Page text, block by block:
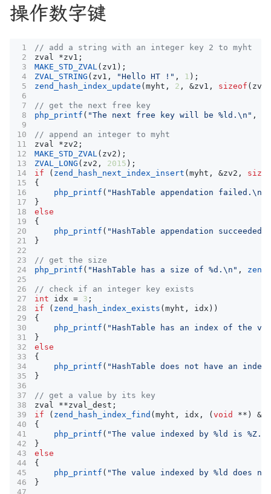
操作数字键
zval
*zv1 ;
MAKE_STD_ZVAL ( zv1 );
ZVAL_STRING ( zv1 , "Hello HT !" , 1 );
zend_hash_index_update ( myht , 2 , &zv1 , sizeof ( zval
php_printf ( "The next free key will be %ld. \n " ,
zval
*zv2 ;
MAKE_STD_ZVAL ( zv2 );
ZVAL_LONG ( zv2 , 2015 );
if
( zend_hash_next_index_insert ( myht , &zv2 ,
{
php_printf ( "HashTable appendation failed. \n
}
else
{
php_printf ( "HashTable appendation succeeded.
}
php_printf ( "HashTable has a size of %d. \n " ,
int
idx = 3 ;
if
( zend_hash_index_exists ( myht , idx ))
{
php_printf ( "HashTable has an index of the
}
else
{
php_printf ( "HashTable does not have an
}
zval
**zval_dest ;
if
( zend_hash_index_find ( myht , idx , ( void ** ) &
{
php_printf ( "The value indexed by %ld is %Z.
}
else
{
php_printf ( "The value indexed by %ld does
}